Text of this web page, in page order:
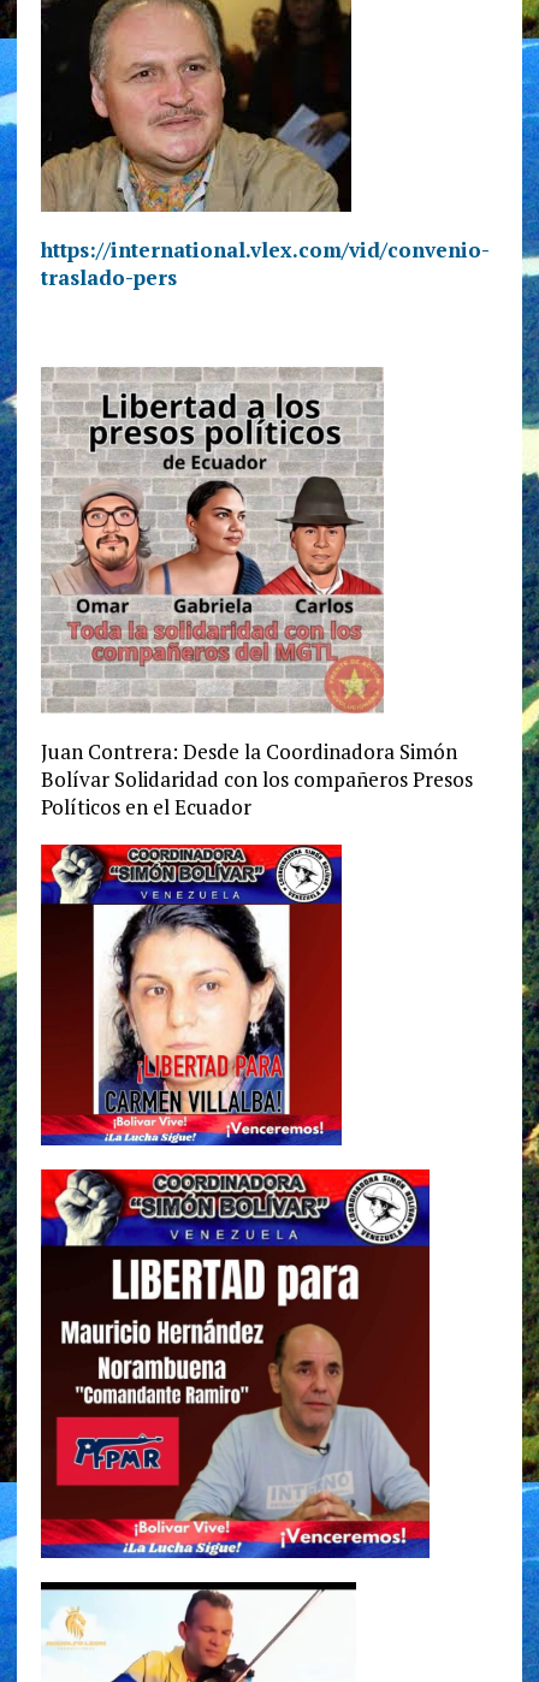
https://international.vlex.com/vid/convenio-
traslado-pers
Juan Contrera: Desde la Coordinadora Simón
Bolívar Solidaridad con los compañeros Presos
Políticos en el Ecuador